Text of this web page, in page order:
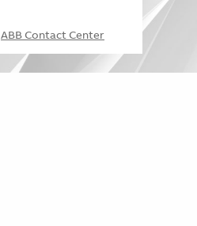
ABB Contact Center